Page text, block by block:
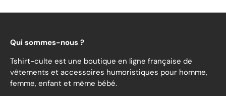
Qui sommes-nous ?
Tshirt-culte est une boutique en ligne française de
vêtements et accessoires humoristiques pour homme,
femme, enfant et même bébé.